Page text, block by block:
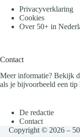
Privacyverklaring
Cookies
Over 50+ in
Contact
Meer informatie? Bekijk
als je bijvoorbeeld een tip
De redactie
Contact
Copyright © 2026 –